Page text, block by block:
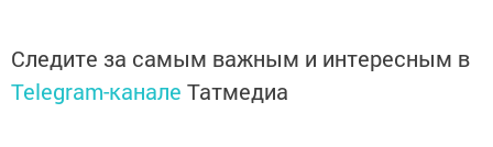
Следите за самым важным и интересным в
Telegram-канале Татмедиа